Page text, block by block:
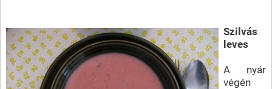
Szilvás
leves
A nyár
végén